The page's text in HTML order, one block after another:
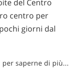
del Centro
centro per
giorni dal
per saperne di più...